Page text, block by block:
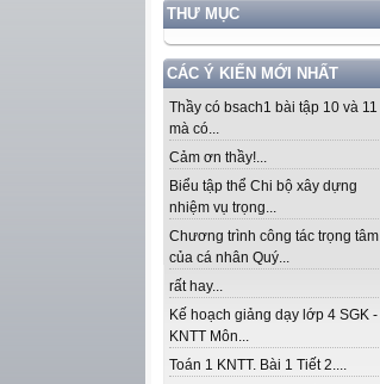
THƯ MỤC
CÁC Ý KIẾN MỚI NHẤT
Thầy có bsach1 bài tập 10 và 11
mà có...
Cảm ơn thầy!...
Biểu tập thể Chi bộ xây dựng
nhiệm vụ trọng...
Chương trình công tác trọng tâm
của cá nhân Quý...
rất hay...
Kế hoạch giảng dạy lớp 4 SGK -
KNTT Môn...
Toán 1 KNTT. Bài 1 Tiết 2....